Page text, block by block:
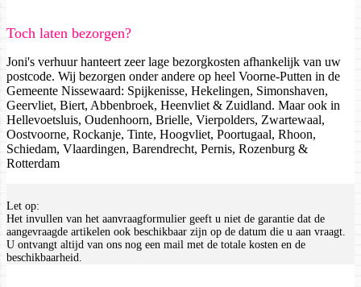
Toch laten bezorgen?
Joni's verhuur hanteert zeer lage bezorgkosten afhankelijk van uw
postcode. Wij bezorgen onder andere op heel Voorne-Putten in de
Gemeente Nissewaard: Spijkenisse, Hekelingen, Simonshaven,
Geervliet, Biert, Abbenbroek, Heenvliet & Zuidland. Maar ook in
Hellevoetsluis, Oudenhoorn, Brielle, Vierpolders, Zwartewaal,
Oostvoorne, Rockanje, Tinte, Hoogvliet, Poortugaal, Rhoon,
Schiedam, Vlaardingen, Barendrecht, Pernis, Rozenburg &
Rotterdam
Let op:
Het invullen van het aanvraagformulier geeft u niet de garantie dat de
aangevraagde artikelen ook beschikbaar zijn op de datum die u aan vraagt.
U ontvangt altijd van ons nog een mail met de totale kosten en de
beschikbaarheid.